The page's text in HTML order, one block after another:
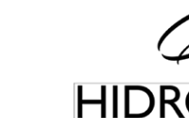
B5013CUCR0
quantidade